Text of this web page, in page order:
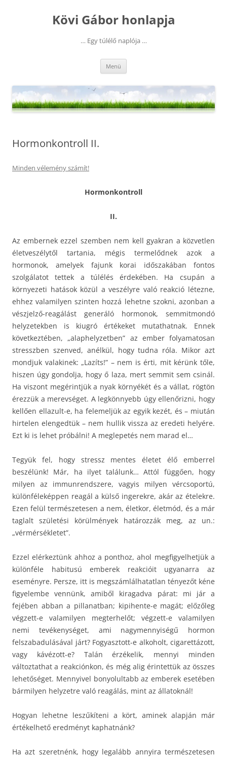
Kövi Gábor honlapja
… Egy túlélő naplója …
Menü
Hormonkontroll II.
Minden vélemény számít!
Hormonkontroll
II.
Az embernek ezzel szemben nem kell gyakran a közvetlen
életveszélytől tartania, mégis termelődnek azok a
hormonok, amelyek fajunk korai időszakában fontos
szolgálatot tettek a túlélés érdekében. Ha csupán a
környezeti hatások közül a veszélyre való reakció létezne,
ehhez valamilyen szinten hozzá lehetne szokni, azonban a
vészjelző-reagálást generáló hormonok, semmitmondó
helyzetekben is kiugró értékeket mutathatnak. Ennek
következtében, „alaphelyzetben” az ember folyamatosan
stresszben szenved, anélkül, hogy tudna róla. Mikor azt
mondjuk valakinek: „Lazíts!” – nem is érti, mit kérünk tőle,
hiszen úgy gondolja, hogy ő laza, mert semmit sem csinál.
Ha viszont megérintjük a nyak környékét és a vállat, rögtön
érezzük a merevséget. A legkönnyebb úgy ellenőrizni, hogy
kellően ellazult-e, ha felemeljük az egyik kezét, és – miután
hirtelen elengedtük – nem hullik vissza az eredeti helyére.
Ezt ki is lehet próbálni! A meglepetés nem marad el…
Tegyük fel, hogy stressz mentes életet élő emberrel
beszélünk! Már, ha ilyet találunk… Attól függően, hogy
milyen az immunrendszere, vagyis milyen vércsoportú,
különféleképpen reagál a külső ingerekre, akár az ételekre.
Ezen felül természetesen a nem, életkor, életmód, és a már
taglalt születési körülmények határozzák meg, az un.:
„vérmérsékletet”.
Ezzel elérkeztünk ahhoz a ponthoz, ahol megfigyelhetjük a
különféle habitusú emberek reakcióit ugyanarra az
eseményre. Persze, itt is megszámlálhatatlan tényezőt kéne
figyelembe vennünk, amiből kiragadva párat: mi jár a
fejében abban a pillanatban; kipihente-e magát; előzőleg
végzett-e valamilyen megterhelőt; végzett-e valamilyen
nemi tevékenységet, ami nagymennyiségű hormon
felszabadulásával járt? Fogyasztott-e alkoholt, cigarettázott,
vagy kávézott-e? Talán érzékelik, mennyi minden
változtathat a reakciónkon, és még alig érintettük az összes
lehetőséget. Mennyivel bonyolultabb az emberek esetében
bármilyen helyzetre való reagálás, mint az állatoknál!
Hogyan lehetne leszűkíteni a kört, aminek alapján már
értékelhető eredményt kaphatnánk?
Ha azt szeretnénk, hogy legalább annyira természetesen